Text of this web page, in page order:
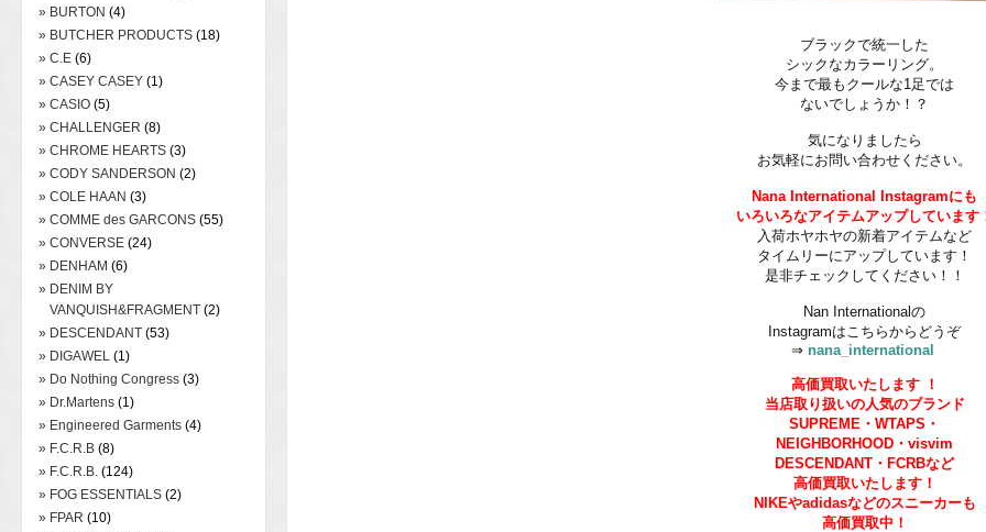
» BURTON (4)
» BUTCHER PRODUCTS (18)
» C.E (6)
» CASEY CASEY (1)
» CASIO (5)
» CHALLENGER (8)
» CHROME HEARTS (3)
» CODY SANDERSON (2)
» COLE HAAN (3)
» COMME des GARCONS (55)
» CONVERSE (24)
» DENHAM (6)
» DENIM BY
VANQUISH&FRAGMENT (2)
» DESCENDANT (53)
» DIGAWEL (1)
» Do Nothing Congress (3)
» Dr.Martens (1)
» Engineered Garments (4)
» F.C.R.B (8)
» F.C.R.B. (124)
» FOG ESSENTIALS (2)
» FPAR (10)
ブラックで統一した
シックなカラーリング。
今まで最もクールな1足では
ないでしょうか！？
気になりましたら
お気軽にお問い合わせください。
Nana International Instagramにも
いろいろなアイテムアップしています
入荷ホヤホヤの新着アイテムなど
タイムリーにアップしています！
是非チェックしてください！！
Nan Internationalの
Instagramはこちらからどうぞ
⇒ nana_international
高価買取いたします！
当店取り扱いの人気のブランド
SUPREME・WTAPS・
NEIGHBORHOOD・visvim
DESCENDANT・FCRBなど
高価買取いたします！
NIKEやadidasなどのスニーカーも
高価買取中！